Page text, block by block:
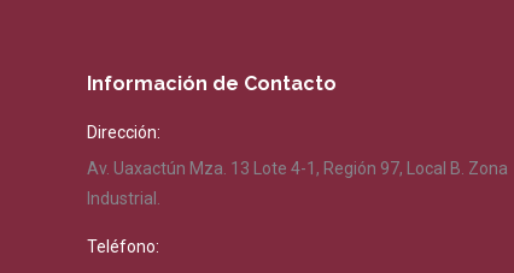
Información de Contacto
Dirección:
Av. Uaxactún Mza. 13 Lote 4-1, Región 97, Local B. Zona
Industrial.
Teléfono: